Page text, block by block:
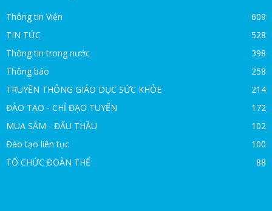
Thông tin Viện
609
TIN TỨC
528
Thông tin trong nước
398
Thông báo
258
TRUYỀN THÔNG GIÁO DỤC SỨC KHỎE
214
ĐÀO TẠO - CHỈ ĐẠO TUYẾN
172
MUA SẮM - ĐẤU THẦU
102
Đào tạo liên tục
100
TỔ CHỨC ĐOÀN THỂ
88